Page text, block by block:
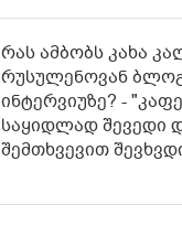
რას ამბობს კახა
რუსულენოვან
ინტერვიუზე? -
საყიდლად შევედი
შემთხვევით